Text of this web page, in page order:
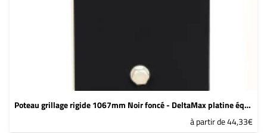
Poteau grillage rigide 1067mm Noir foncé - DeltaMax platine équerre soudée
à partir de 44,33€